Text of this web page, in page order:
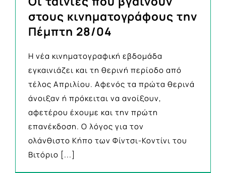
στους κινηματογράφους την
Πέμπτη 28/04
Η νέα κινηματογραφική εβδομάδα
εγκαινιάζει και τη θερινή περίοδο από
τέλος Απριλίου. Αφενός τα πρώτα θερινά
άνοιξαν ή πρόκειται να ανοίξουν,
αφετέρου έχουμε και την πρώτη
επανέκδοση. Ο λόγος για τον
ολάνθιστο Κήπο των Φίντσι-Κοντίνι του
Βιτόριο [...]